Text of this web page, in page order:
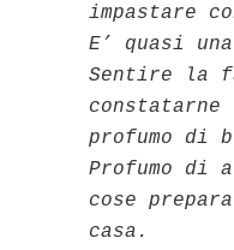
impastare
E’ quasi
Sentire la
profumo di
Profumo
cose
casa.